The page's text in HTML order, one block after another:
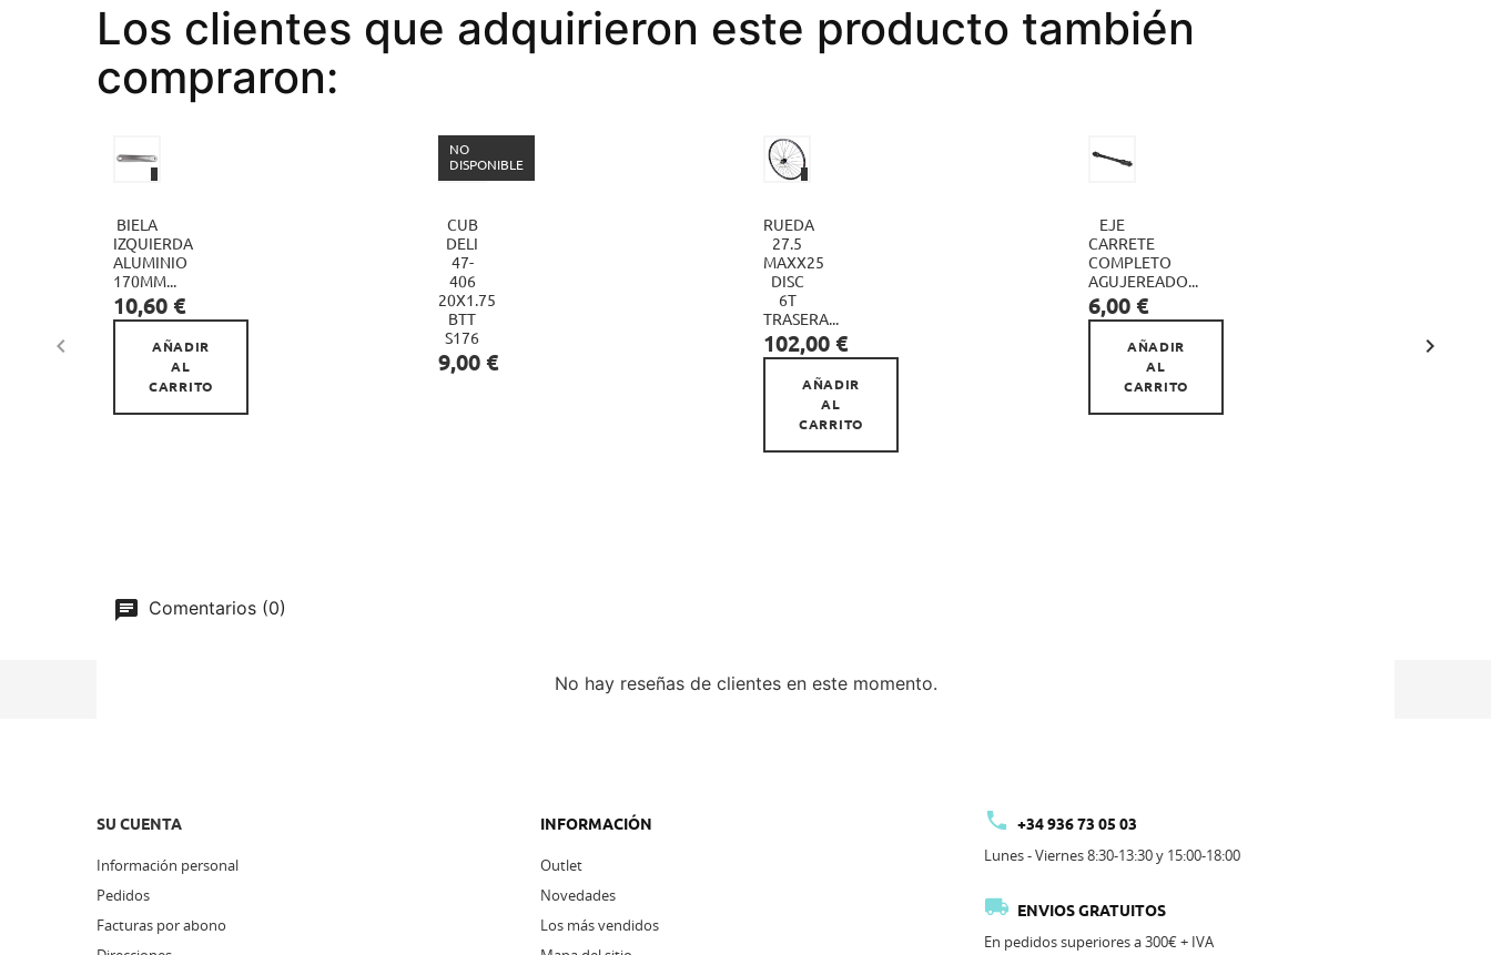
Los clientes que adquirieron este producto también
compraron:

BIELA
IZQUIERDA
ALUMINIO
170MM...
Precio
10,60 €

AÑADIR
AL
CARRITO
NO
DISPONIBLE
CUB
DELI
47-
406
20X1.75
BTT
S176
Precio
9,00 €
RUEDA
27.5
MAXX25
DISC
6T
TRASERA...
Precio
102,00 €
AÑADIR
AL
CARRITO
EJE
CARRETE
COMPLETO
AGUJEREADO...
Precio
6,00 €

AÑADIR
AL
CARRITO

Comentarios (0)
No hay reseñas de clientes en este momento.
SU CUENTA
Información personal
Pedidos
Facturas por abono
INFORMACIÓN
Outlet
Novedades
Los más vendidos
 +34 936 73 05 03
Lunes - Viernes 8:30-13:30 y 15:00-18:00
 ENVIOS GRATUITOS
En pedidos superiores a 300€ + IVA